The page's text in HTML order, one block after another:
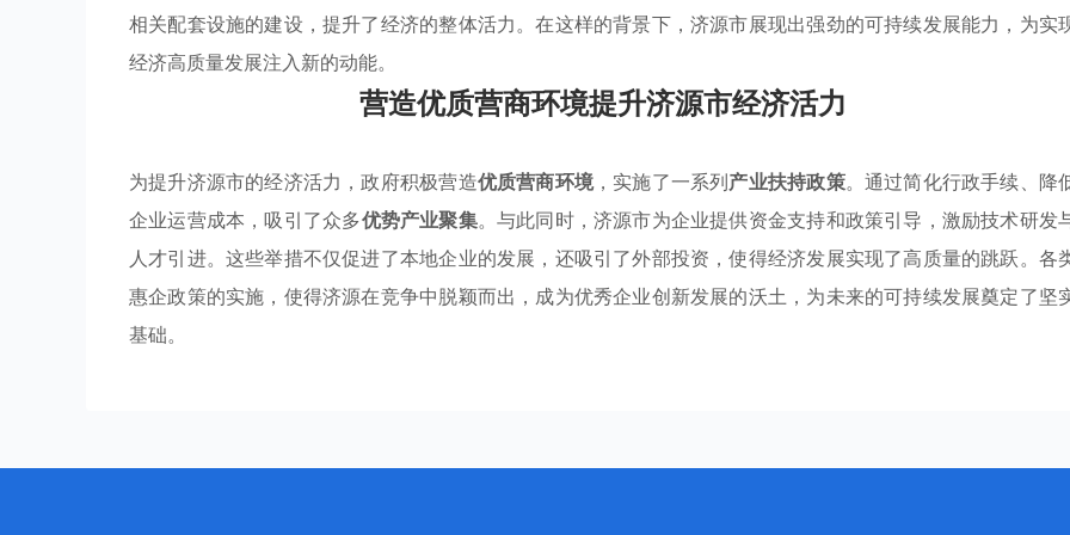
相关配套设施的建设，提升了经济的整体活力。在这样的背景下，济源市展现出强劲的可持续发展能力，为实
经济高质量发展注入新的动能。
营造优质营商环境提升济源市经济活力
为提升济源市的经济活力，政府积极营造优质营商环境，实施了一系列产业扶持政策。通过简化行政手续、降
企业运营成本，吸引了众多优势产业聚集。与此同时，济源市为企业提供资金支持和政策引导，激励技术研发
人才引进。这些举措不仅促进了本地企业的发展，还吸引了外部投资，使得经济发展实现了高质量的跳跃。各
惠企政策的实施，使得济源在竞争中脱颖而出，成为优秀企业创新发展的沃土，为未来的可持续发展奠定了坚
基础。